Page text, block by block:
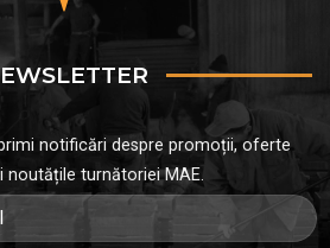
notificări despre promoții, oferte
noutățile turnătoriei MAE.